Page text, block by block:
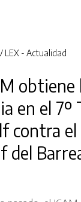
LEX - Actualidad
obtiene
en el 7º
contra
del